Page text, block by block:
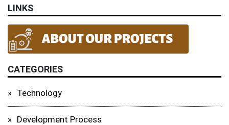
LINKS
CATEGORIES
Technology
Development Process